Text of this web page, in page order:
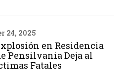
24, 2025
en Residencia
Pensilvania Deja al
Fatales